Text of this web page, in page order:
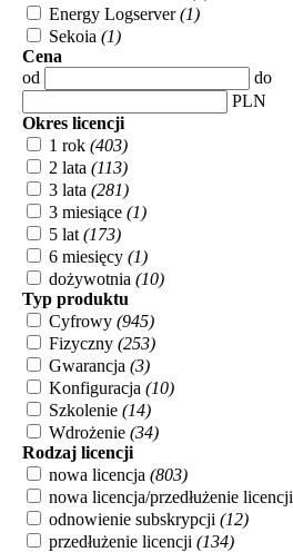
Energy Logserver(1)
Sekoia (1)
Cena
od
do
PLN
Okres licencji
1 rok (403)
2 lata (113)
3 lata (281)
3 miesiące (1)
5 lat (173)
6 miesięcy (1)
dożywotnia (10)
Typ produktu
Cyfrowy (945)
Fizyczny (253)
Gwarancja (3)
Konfiguracja (10)
Szkolenie (14)
Wdrożenie (34)
Rodzaj licencji
nowa licencja (803)
nowa licencja/przedłużenie licencji
odnowienie subskrypcji (12)
przedłużenie licencji (134)